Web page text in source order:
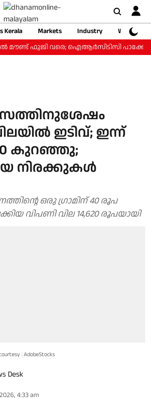
Kerala Markets Industry
Web
ഫുജി വരെ; ഐആര്‍സിടിസി പാക്കേജ്
ഇടിവ്; ഇന്ന്
കുറഞ്ഞു;
നിരക്കുകൾ
ഒരു ​ഗ്രാമിന് 40 രൂപ
വിപണി വില 14,620 രൂപയായി
: AdobeStocks
Desk
4:33 am